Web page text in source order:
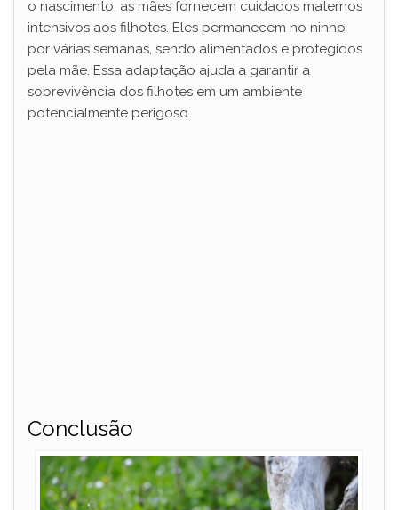
o nascimento, as mães fornecem cuidados maternos
intensivos aos filhotes. Eles permanecem no ninho
por várias semanas, sendo alimentados e protegidos
pela mãe. Essa adaptação ajuda a garantir a
sobrevivência dos filhotes em um ambiente
potencialmente perigoso.
Conclusão